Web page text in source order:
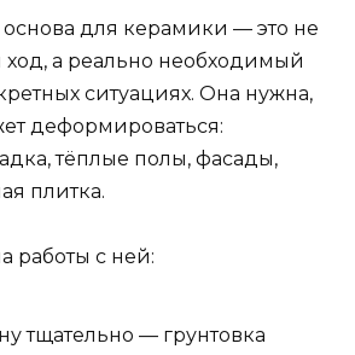
основа для керамики — это не
а реально необходимый
ситуациях. Она нужна,
деформироваться:
тёплые полы, фасады,
плитка.
работы с ней:
тщательно — грунтовка